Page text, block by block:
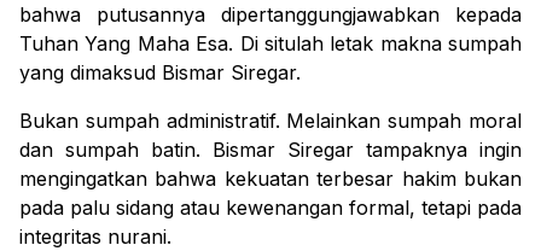
bahwa putusannya dipertanggungjawabkan kepada
Tuhan Yang Maha Esa. Di situlah letak makna sumpah
yang dimaksud Bismar Siregar.
Bukan sumpah administratif. Melainkan sumpah moral
dan sumpah batin. Bismar Siregar tampaknya ingin
mengingatkan bahwa kekuatan terbesar hakim bukan
pada palu sidang atau kewenangan formal, tetapi pada
integritas nurani.